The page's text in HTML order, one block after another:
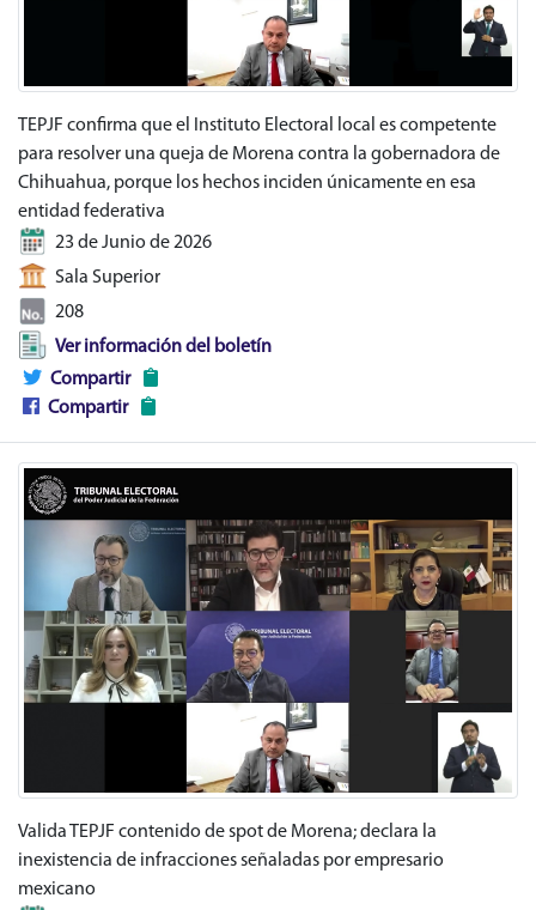
TEPJF confirma que el Instituto Electoral local es competente
para resolver una queja de Morena contra la gobernadora de
Chihuahua, porque los hechos inciden únicamente en esa
entidad federativa
23 de Junio de 2026
Sala Superior
208
Ver información del boletín
Compartir
Compartir
Valida TEPJF contenido de spot de Morena; declara la
inexistencia de infracciones señaladas por empresario
mexicano